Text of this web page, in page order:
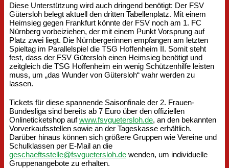
Diese Unterstützung wird auch dringend benötigt: Der FSV
Gütersloh belegt aktuell den dritten Tabellenplatz. Mit einem
Heimsieg gegen Frankfurt könnte der FSV noch am 1. FC
Nürnberg vorbeiziehen, der mit einem Punkt Vorsprung auf
Platz zwei liegt. Die Nürnbergerinnen empfangen am letzten
Spieltag im Parallelspiel die TSG Hoffenheim II. Somit steht
fest, dass der FSV Gütersloh einen Heimsieg benötigt und
zeitgleich die TSG Hoffenheim ein wenig Schützenhilfe leisten
muss, um „das Wunder von Gütersloh“ wahr werden zu
lassen.
Tickets für diese spannende Saisonfinale der 2. Frauen-
Bundesliga sind bereits ab 7 Euro über den offiziellen
Onlineticketshop aufwww.fsvguetersloh.de, an den bekannten
Vorverkaufsstellen sowie an der Tageskasse erhältlich.
Darüber hinaus können sich größere Gruppen wie Vereine und
Schulklassen per E-Mail an die
geschaeftsstelle@fsvguetersloh.de wenden, um individuelle
Gruppenangebote zu erhalten.